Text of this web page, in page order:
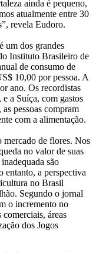
ainda é pequeno,
atualmente entre 30
revela Eudoro.
um dos grandes
Instituto Brasileiro de
de consumo de
10,00 por pessoa. A
ano. Os recordistas
a Suíça, com gastos
pessoas compram
com a alimentação.
mercado de flores. Nos
no valor de suas
são
entanto, a perspectiva
no Brasil
Segundo o jornal
o incremento no
áreas
dos Jogos